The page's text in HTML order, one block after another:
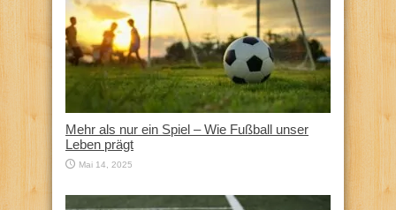
Mehr als nur ein Spiel – Wie Fußball unser
Leben prägt
Mai 14, 2025